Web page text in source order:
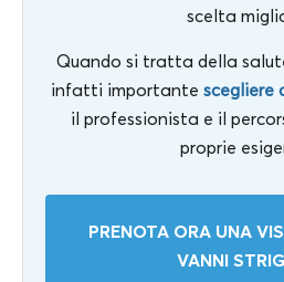
scelta
Quando si tratta della
infatti importante scegliere
il professionista e il
proprie
PRENOTA ORA UNA
VANNI